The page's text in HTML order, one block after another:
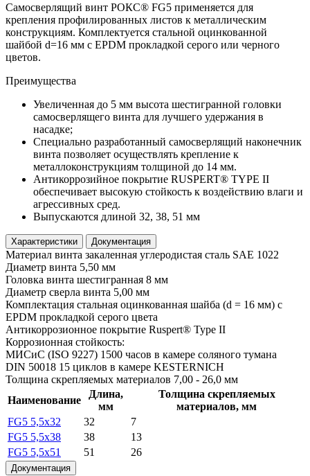
Самосверлящий винт РОКС® FG5 применяется для
крепления профилированных листов к металлическим
конструкциям. Комплектуется стальной оцинкованной
шайбой d=16 мм с EPDM прокладкой серого или черного
цветов.
Преимущества
Увеличенная до 5 мм высота шестигранной головки
самосверлящего винта для лучшего удержания в
насадке;
Специально разработанный самосверлящий наконечник
винта позволяет осуществлять крепление к
металлоконструкциям толщиной до 14 мм.
Антикоррозийное покрытие RUSPERT® TYPE II
обеспечивает высокую стойкость к воздействию влаги и
агрессивных сред.
Выпускаются длиной 32, 38, 51 мм
Характеристики Документация
Материал винта закаленная углеродистая сталь SAE 1022
Диаметр винта 5,50 мм
Головка винта шестигранная 8 мм
Диаметр сверла винта 5,00 мм
Комплектация стальная оцинкованная шайба (d = 16 мм) с
EPDM прокладкой серого цвета
Антикоррозионное покрытие Ruspert® Type II
Коррозионная стойкость:
МИСиС (ISO 9227) 1500 часов в камере соляного тумана
DIN 50018 15 циклов в камере KESTERNICH
Толщина скрепляемых материалов 7,00 - 26,0 мм
Наименование
Длина,
мм
Толщина скрепляемых
материалов, мм
FG5 5,5х32
32
7
FG5 5,5х38
38
13
FG5 5,5х51
51 26
Документация